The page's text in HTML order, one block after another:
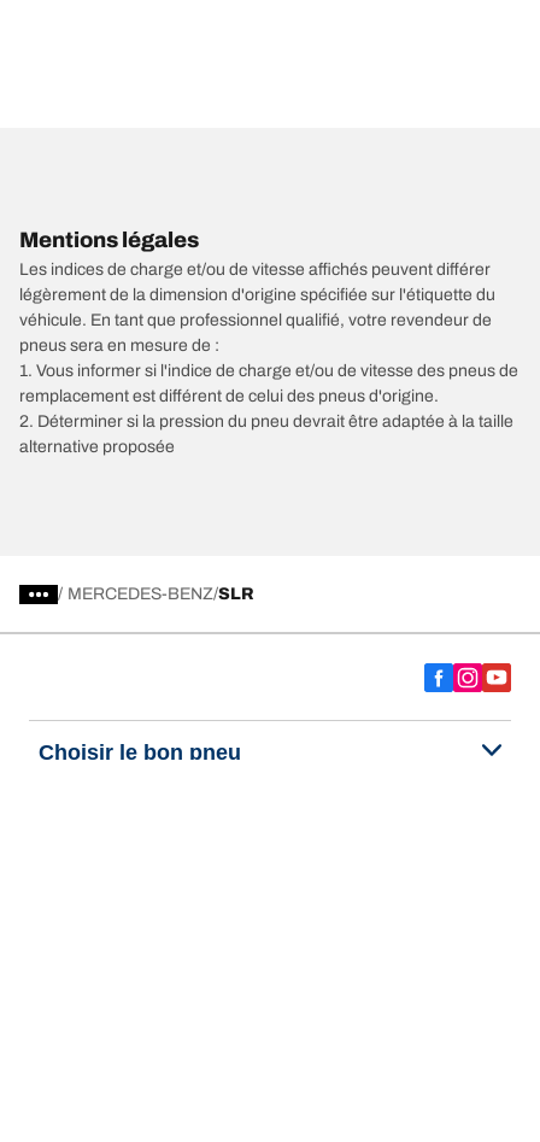
Mentions légales
Les indices de charge et/ou de vitesse affichés peuvent différer
légèrement de la dimension d'origine spécifiée sur l'étiquette du
véhicule. En tant que professionnel qualifié, votre revendeur de
pneus sera en mesure de :
1. Vous informer si l'indice de charge et/ou de vitesse des pneus de
remplacement est différent de celui des pneus d'origine.
2. Déterminer si la pression du pneu devrait être adaptée à la taille
alternative proposée
/ MERCEDES-BENZ SLR
Choisir le bon pneu